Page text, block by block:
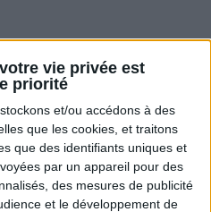
vie privée est
priorité
stockons et/ou accédons à des
que les cookies, et traitons
que des identifiants uniques et
par un appareil pour des
des mesures de publicité
et le développement de
vous perdre ?
à 10
Plus de
10 kilos